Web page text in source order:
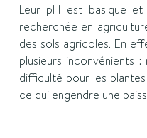
Leur pH est basique et
recherchée en
des sols agricoles. En
plusieurs inconvénients
difficulté pour les
ce qui engendre une